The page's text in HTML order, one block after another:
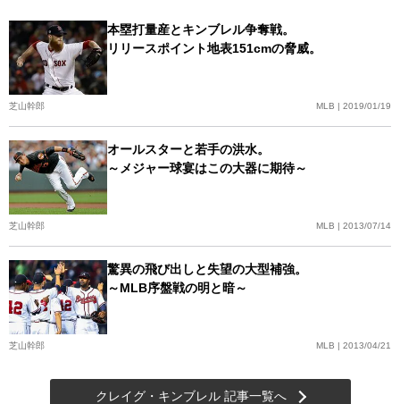
本塁打量産とキンブレル争奪戦。
リリースポイント地表151cmの脅威。
芝山幹郎 MLB | 2019/01/19
オールスターと若手の洪水。
～メジャー球宴はこの大器に期待～
芝山幹郎 MLB | 2013/07/14
驚異の飛び出しと失望の大型補強。
～MLB序盤戦の明と暗～
芝山幹郎 MLB | 2013/04/21
クレイグ・キンブレル 記事一覧へ